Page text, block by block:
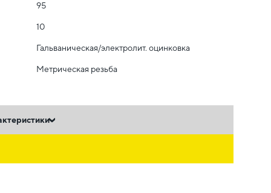
95
10
Гальваническая/электролит. оцинковка
Метрическая резьба